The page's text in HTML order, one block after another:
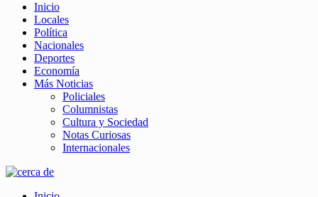
Inicio
Locales
Política
Nacionales
Deportes
Economía
Más Noticias
Policiales
Columnistas
Cultura y Sociedad
Notas Curiosas
Internacionales